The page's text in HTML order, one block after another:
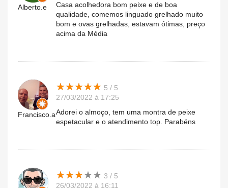
Alberto.e
Casa acolhedora bom peixe e de boa
qualidade, comemos linguado grelhado muito
bom e ovas grelhadas, estavam ótimas, preço
acima da Média
Francisco.a
★★★★★
★★★★★ 5 / 5
27/03/2022 à 17:25
Adorei o almoço, tem uma montra de peixe
espetacular e o atendimento top. Parabéns
★★★★★
★★★★★ 3 / 5
26/03/2022 à 16:11